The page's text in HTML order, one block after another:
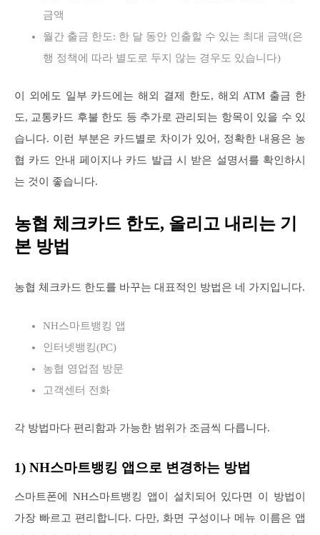
금액
월간 출금 한도: 한 달 동안 인출할 수 있는 최대 금액(은
행 정책에 따라 별도로 두지 않는 경우도 있습니다)
이 외에도 일부 카드에는 해외 결제 한도, 해외 ATM 출금 한
도, 교통카드 후불 한도 등 추가로 관리되는 항목이 있을 수 있
습니다. 이런 부분은 카드별로 차이가 있어, 정확한 내용은 농
협 카드 안내 페이지나 카드 발급 시 받은 설명서를 확인하시
는 것이 좋습니다.
농협 체크카드 한도, 올리고 내리는 기
본 방법
농협 체크카드 한도를 바꾸는 대표적인 방법은 네 가지입니다.
NH스마트뱅킹 앱
인터넷뱅킹(PC)
농협 영업점 방문
고객센터 전화
각 방법마다 편리함과 가능한 범위가 조금씩 다릅니다.
1) NH스마트뱅킹 앱으로 변경하는 방법
스마트폰에 NH스마트뱅킹 앱이 설치되어 있다면 이 방법이
가장 빠르고 편리합니다. 다만, 화면 구성이나 메뉴 이름은 앱